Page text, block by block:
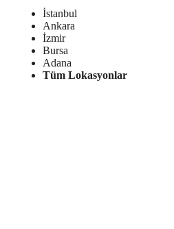
İstanbul
Ankara
İzmir
Bursa
Adana
Tüm Lokasyonlar